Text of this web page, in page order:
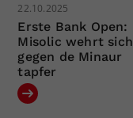
22.10.2025
Erste Bank Open:
Misolic wehrt sich
gegen de Minaur
tapfer